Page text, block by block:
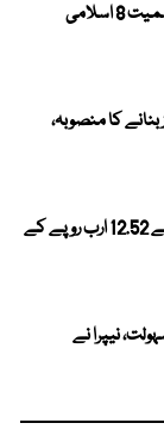
غزہ میں اسرائیلی کارروائیوں پر پاکستان سمیت 8 اسلامی
کا منصوبہ،
پنجاب حکومت نے بلدیاتی انتخابات کیلئے 12.52 ارب روپے کے
نیپرا نے